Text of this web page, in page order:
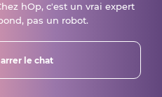
hOp, c'est un vrai expert
pas un robot.
le chat